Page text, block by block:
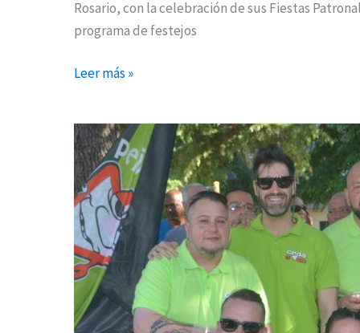
Rosario, con la celebración de sus Fiestas
programa de festejos
Leer más »
Fiestas
de
San
Fernando
en
imágenes